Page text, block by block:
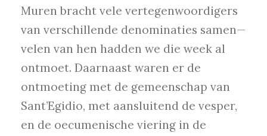
Muren bracht vele vertegenwoordigers
van verschillende denominaties samen—
velen van hen hadden we die week al
ontmoet. Daarnaast waren er de
ontmoeting met de gemeenschap van
Sant’Egidio, met aansluitend de vesper,
en de oecumenische viering in de